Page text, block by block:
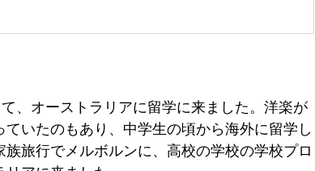
、オーストラリアに留学に来ました。洋楽が
いたのもあり、中学生の頃から海外に留学し
旅行でメルボルンに、高校の学校の学校プロ